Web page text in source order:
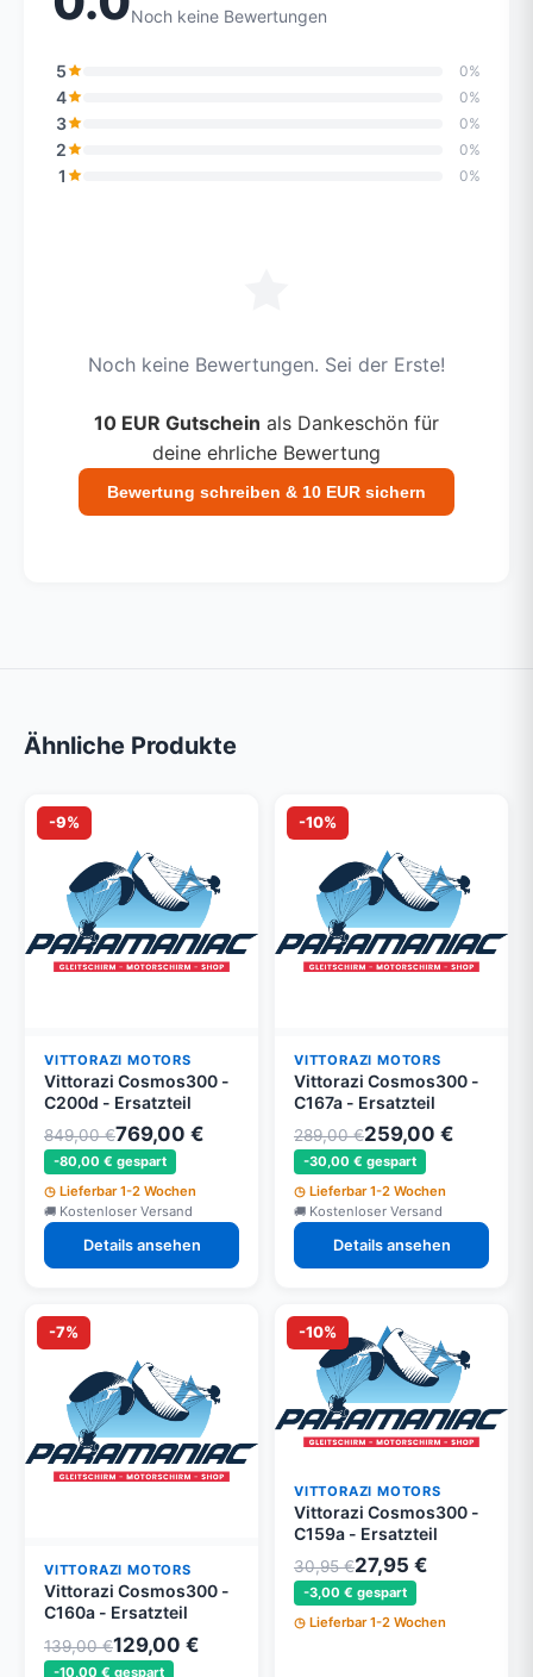
Noch keine Bewertungen
5 0%
4 0%
3 0%
2 0%
1 0%
Noch keine Bewertungen. Sei der Erste!
10 EUR Gutschein als Dankeschön für
deine ehrliche Bewertung
Bewertung schreiben & 10 EUR sichern
Ähnliche Produkte
-9%
VITTORAZI MOTORS
Vittorazi Cosmos300 -
C200d - Ersatzteil
849,00 €769,00 €
-80,00 € gespart
Lieferbar 1-2 Wochen
Kostenloser Versand
Details ansehen
-10%
VITTORAZI MOTORS
Vittorazi Cosmos300 -
C167a - Ersatzteil
289,00 €259,00 €
-30,00 € gespart
Lieferbar 1-2 Wochen
Kostenloser Versand
Details ansehen
-7%
VITTORAZI MOTORS
Vittorazi Cosmos300 -
C160a - Ersatzteil
139,00 €129,00 €
-10,00 € gespart
-10%
VITTORAZI MOTORS
Vittorazi Cosmos300 -
C159a - Ersatzteil
30,95 €27,95 €
-3,00 € gespart
Lieferbar 1-2 Wochen